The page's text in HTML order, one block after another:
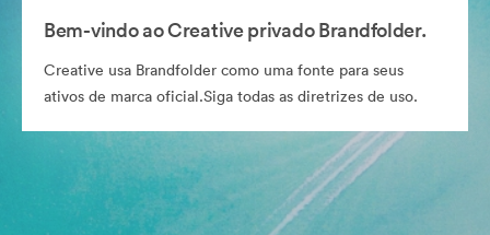
Bem-vindo ao Creative privado Brandfolder.
Creative usa Brandfolder como uma fonte para seus
ativos de marca oficial.Siga todas as diretrizes de uso.